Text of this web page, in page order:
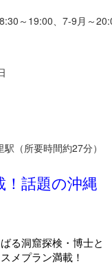
～19:00、7-9月～
（所要時間約27分）